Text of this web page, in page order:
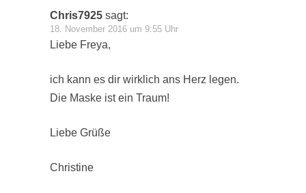
Chris7925 sagt:
18. November 2016 um 9:55 Uhr
Liebe Freya,
ich kann es dir wirklich ans Herz legen.
Die Maske ist ein Traum!
Liebe Grüße
Christine